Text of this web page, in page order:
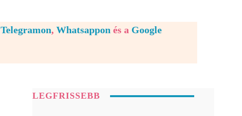
Telegramon, Whatsappon és a Google
LEGFRISSEBB